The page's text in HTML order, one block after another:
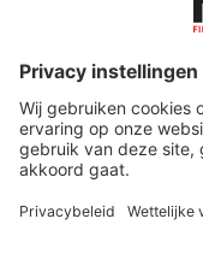
Werken bij ons
Privacy Statement
Algemene